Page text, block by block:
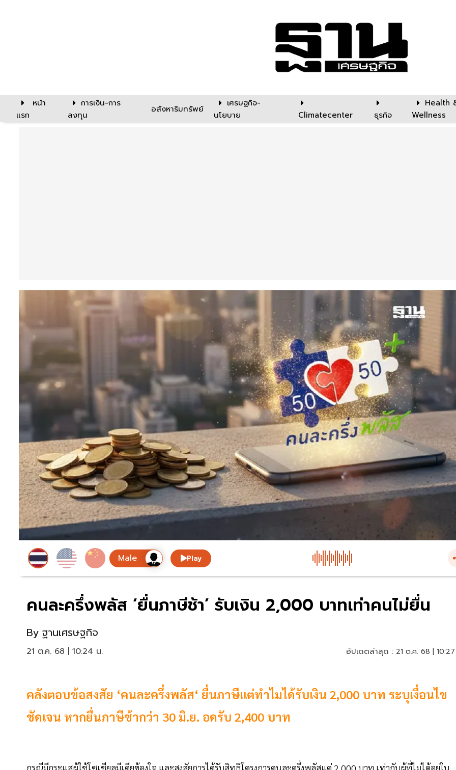
หน้า
แรก
การเงิน-การ
ลงทุน
อสังหาริมทรัพย์
เศรษฐกิจ-
นโยบาย
Climatecenter ธุรกิจ
Health
Wellness
Play
คนละครึ่งพลัส ‘ยื่นภาษีช้า’ รับเงิน 2,000 บาทเท่าคนไม่ยื่น
By ฐานเศรษฐกิจ
21 ต.ค. 68 | 10:24 น. อัปเดตล่าสุด : 21 ต.ค. 68 |
คลังตอบข้อสงสัย ‘คนละครึ่งพลัส‘ ยื่นภาษีแต่ทำไมได้รับเงิน 2,000 บาท ระบุเงื่อนไข
ชัดเจน หากยื่นภาษีช้ากว่า 30 มิ.ย. อดรับ 2,400 บาท